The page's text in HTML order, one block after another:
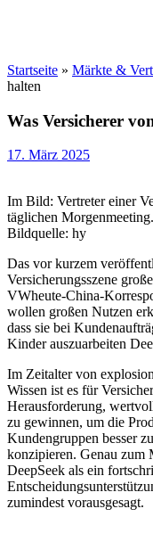
Startseite » Märkte &
halten
Was Versicherer
17. März 2025
Im Bild: Vertreter einer
täglichen
Bildquelle: hy
Das vor kurzem
Versicherungsszene
VWheute-China-
wollen großen Nutzen
dass sie bei
Kinder auszuarbeiten
Im Zeitalter von
Wissen ist es für
Herausforderung,
zu gewinnen, um die
Kundengruppen besser
konzipieren. Genau zum
DeepSeek als ein
zumindest vorausgesagt.